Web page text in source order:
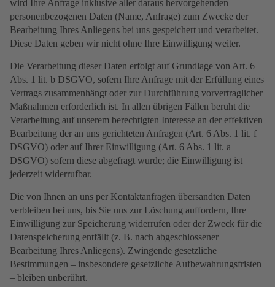
wird Ihre Anfrage inklusive aller daraus hervorgehenden
personenbezogenen Daten (Name, Anfrage) zum Zwecke der
Bearbeitung Ihres Anliegens bei uns gespeichert und verarbeitet.
Diese Daten geben wir nicht ohne Ihre Einwilligung weiter.
Die Verarbeitung dieser Daten erfolgt auf Grundlage von Art. 6
Abs. 1 lit. b DSGVO, sofern Ihre Anfrage mit der Erfüllung eines
Vertrags zusammenhängt oder zur Durchführung vorvertraglicher
Maßnahmen erforderlich ist. In allen übrigen Fällen beruht die
Verarbeitung auf unserem berechtigten Interesse an der effektiven
Bearbeitung der an uns gerichteten Anfragen (Art. 6 Abs. 1 lit. f
DSGVO) oder auf Ihrer Einwilligung (Art. 6 Abs. 1 lit. a
DSGVO) sofern diese abgefragt wurde; die Einwilligung ist
jederzeit widerrufbar.
Die von Ihnen an uns per Kontaktanfragen übersandten Daten
verbleiben bei uns, bis Sie uns zur Löschung auffordern, Ihre
Einwilligung zur Speicherung widerrufen oder der Zweck für die
Datenspeicherung entfällt (z. B. nach abgeschlossener
Bearbeitung Ihres Anliegens). Zwingende gesetzliche
Bestimmungen – insbesondere gesetzliche Aufbewahrungsfristen
– bleiben unberührt.